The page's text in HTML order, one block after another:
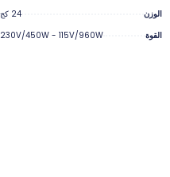
الوزن
24 كج
القوة
230V/450W - 115V/960W